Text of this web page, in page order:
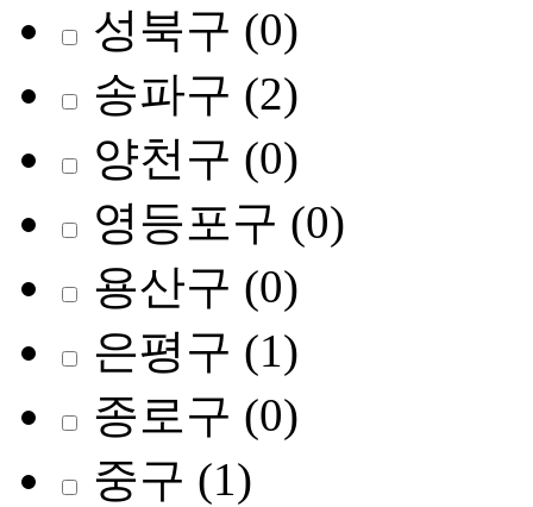
성북구 (0)
송파구 (2)
양천구 (0)
영등포구 (0)
용산구 (0)
은평구 (1)
종로구 (0)
중구 (1)